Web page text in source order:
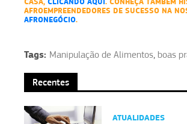
AFROEMPREENDEDORES DE SUCESSO NA
AFRONEGÓCIO.
Tags: Manipulação de Alimentos, boas
Recentes
ATUALIDADES